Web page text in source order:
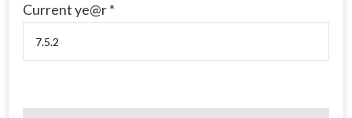
Current ye@r*